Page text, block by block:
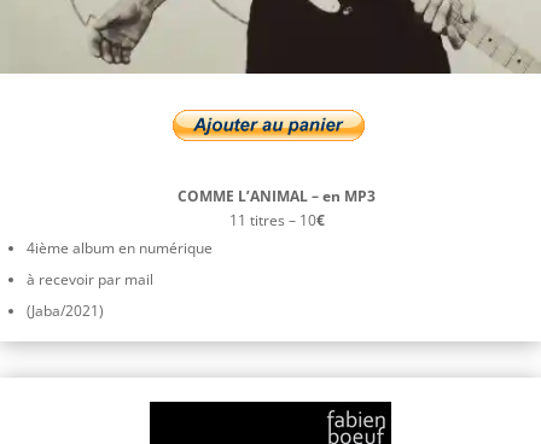
COMME L’ANIMAL – en MP3
11 titres – 10€
4ième album en numérique
à recevoir par mail
(Jaba/2021)